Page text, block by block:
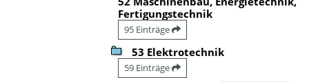
Fertigungstechnik
95 Einträge
53 Elektrotechnik
59 Einträge